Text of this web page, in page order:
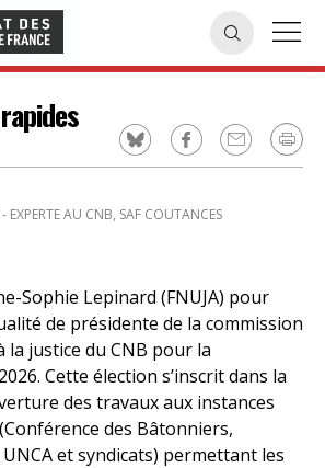
- EXPERTE AU CNB, SAF COUTANCES
Sophie Lepinard (FNUJA) pour
de présidente de la commission
la justice du CNB pour la
Cette élection s’inscrit dans la
des travaux aux instances
des Bâtonniers,
et syndicats) permettant les